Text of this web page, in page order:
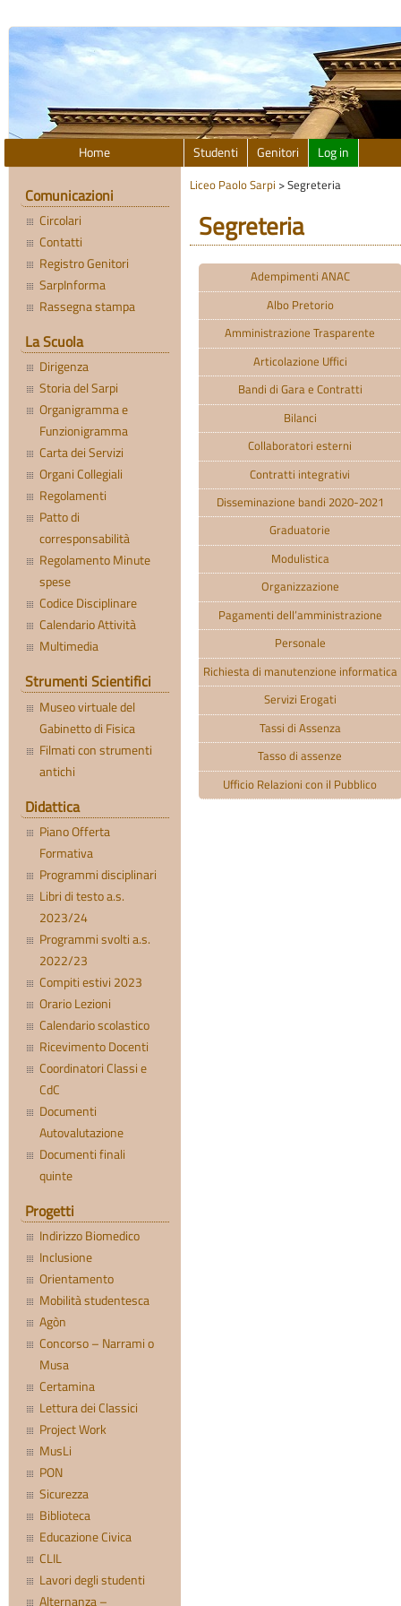
Home Studenti Genitori Log in
Comunicazioni
Circolari
Contatti
Registro Genitori
SarpInforma
Rassegna stampa
La Scuola
Dirigenza
Storia del Sarpi
Organigramma e
Funzionigramma
Carta dei Servizi
Organi Collegiali
Regolamenti
Patto di
corresponsabilità
Regolamento Minute
spese
Codice Disciplinare
Calendario Attività
Multimedia
Strumenti Scientifici
Museo virtuale del
Gabinetto di Fisica
Filmati con strumenti
antichi
Didattica
Piano Offerta
Formativa
Programmi disciplinari
Libri di testo a.s.
2023/24
Programmi svolti a.s.
2022/23
Compiti estivi 2023
Orario Lezioni
Calendario scolastico
Ricevimento Docenti
Coordinatori Classi e
CdC
Documenti
Autovalutazione
Documenti finali
quinte
Progetti
Indirizzo Biomedico
Inclusione
Orientamento
Mobilità studentesca
Agòn
Concorso – Narrami o
Musa
Certamina
Lettura dei Classici
Project Work
MusLi
PON
Sicurezza
Biblioteca
Educazione Civica
CLIL
Lavori degli studenti
Alternanza –
Liceo Paolo Sarpi >Segreteria
Segreteria
Adempimenti ANAC
Albo Pretorio
Amministrazione Trasparente
Articolazione Uffici
Bandi di Gara e Contratti
Bilanci
Collaboratori esterni
Contratti integrativi
Disseminazione bandi 2020-2021
Graduatorie
Modulistica
Organizzazione
Pagamenti dell’amministrazione
Personale
Richiesta di manutenzione informatica
Servizi Erogati
Tassi di Assenza
Tasso di assenze
Ufficio Relazioni con il Pubblico